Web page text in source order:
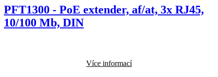
PFT1300 - PoE extender, af/at, 3x RJ45,
10/100 Mb, DIN
Více informací